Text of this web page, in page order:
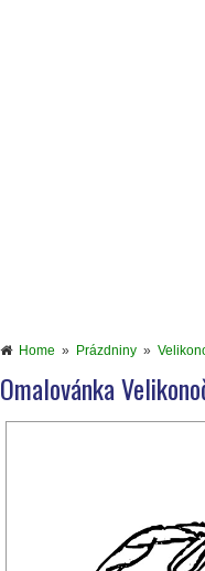
Home » Prázdniny »
Omalovánka